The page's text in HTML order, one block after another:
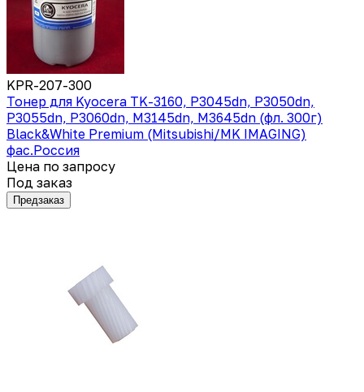
KPR-207-300
Тонер для Kyocera TK-3160, P3045dn, P3050dn,
P3055dn, P3060dn, M3145dn, M3645dn (фл. 300г)
Black&White Premium (Mitsubishi/MK IMAGING)
фас.Россия
Цена по запросу
Под заказ
Предзаказ